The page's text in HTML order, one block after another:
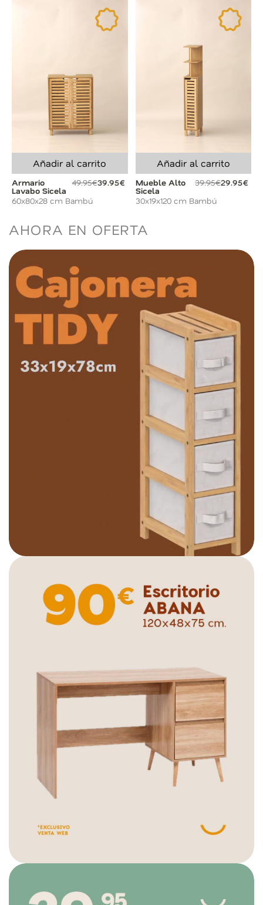
Añadir al carrito
Armario
Lavabo Sicela
49.95€39.95€
60x80x28 cm Bambú
Añadir al carrito
Mueble Alto
Sicela
39.95€29.95€
30x19x120 cm Bambú
AHORA EN OFERTA